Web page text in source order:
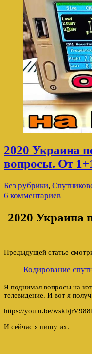
2020 Украина
вопросы. От
Без рубрики,
6 комментариев
2020 Украина
Предыдущей статье
Кодирование
Я поднимал вопросы на
телевидение. И вот я
https://youtu.be/
И сейчас я пишу их.